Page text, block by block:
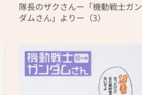
隊長のザクさんー「機動戦士ガン
ダムさん」よりー（3）